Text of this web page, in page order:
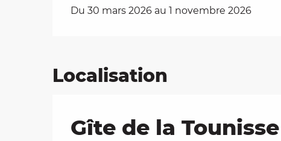
Du 30 mars 2026 au 1 novembre 2026
Localisation
Gîte de la Tounisse